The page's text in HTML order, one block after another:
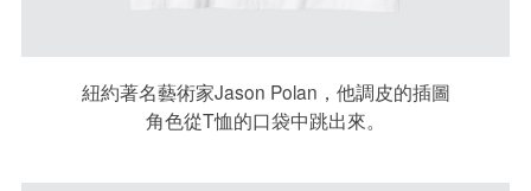
紐約著名藝術家Jason Polan，他調皮的插圖
角色從T恤的口袋中跳出來。